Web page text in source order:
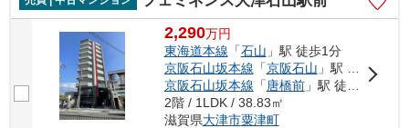
2,290万円
東海道本線 「石山 」駅 徒歩1分
京阪石山坂本線 「京阪石山 」駅 徒歩1分
京阪石山坂本線 「唐橋前」駅 徒歩10分
2階 / 1LDK / 38.83㎡
滋賀県大津市粟津町